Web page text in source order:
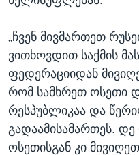
„ჩვენ მივმართეთ
ვითხოვდით საქმის
ფედერაციიდან
რომ სამხრეთ ოსეთი
რესპუბლიკაა და
გადაამისამართეს.
ოსეთისგან კი